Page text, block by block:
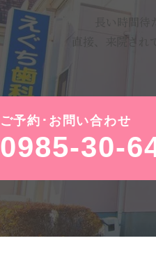
直接、来院さ
ご予約･お問い合わせ
0985-30-